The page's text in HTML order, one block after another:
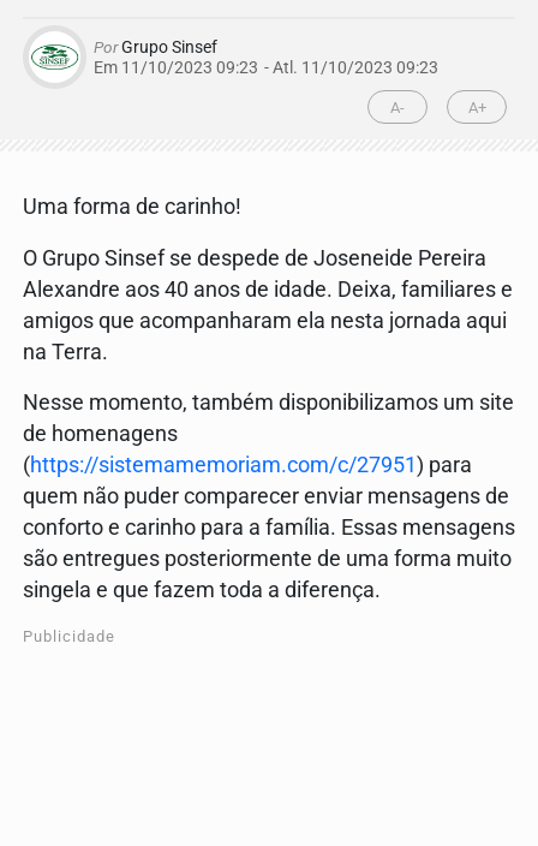
PorGrupo Sinsef
Em 11/10/2023 09:23 - Atl. 11/10/2023 09:23
A- A+
Uma forma de carinho!
O Grupo Sinsef se despede de Joseneide Pereira
Alexandre aos 40 anos de idade. Deixa, familiares e
amigos que acompanharam ela nesta jornada aqui
na Terra.
Nesse momento, também disponibilizamos um site
de homenagens
(https://sistemamemoriam.com/c/27951) para
quem não puder comparecer enviar mensagens de
conforto e carinho para a família. Essas mensagens
são entregues posteriormente de uma forma muito
singela e que fazem toda a diferença.
Publicidade